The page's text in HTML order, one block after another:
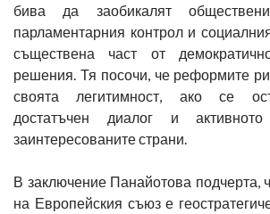
бива да заобикалят
парламентарния контрол и
съществена част от
решения. Тя посочи, че реформите
своята легитимност, ако се
достатъчен диалог и
заинтересованите страни.
В заключение Панайотова подчерта,
на Европейския съюз е